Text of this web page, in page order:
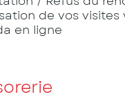
de vos visites
en ligne